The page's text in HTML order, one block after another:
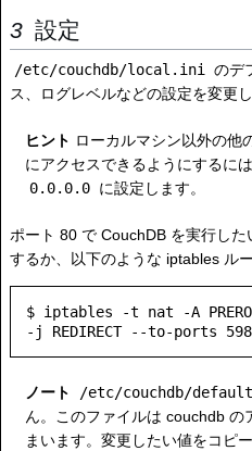
設定
/etc/couchdb/local.ini
のデ
ス、ログレベルなどの設定を変更し
ヒント ローカルマシン以外の他
にアクセスできるようにするには
0.0.0.0 に設定します。
ポート 80 で CouchDB を実行し
するか、以下のような iptables ル
$ iptables -t nat -A
ノート /etc/couchdb/
ん。このファイルは couchdb の
まいます。変更したい値をコピ